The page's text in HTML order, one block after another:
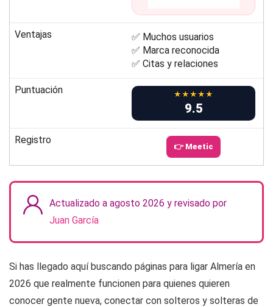
Ventajas
✅ Muchos usuarios
✅ Marca reconocida
✅ Citas y relaciones
Puntuación ★★★★★
9.5
Registro
👉 Meetic
Actualizado a agosto 2026 y revisado por
Juan García
Si has llegado aquí buscando páginas para ligar Almería en
2026 que realmente funcionen para quienes quieren
conocer gente nueva, conectar con solteros y solteras de